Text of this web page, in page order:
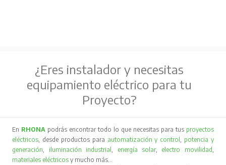
¿Eres instalador y necesitas
equipamiento eléctrico para tu
Proyecto?
En RHONA podrás encontrar todo lo que necesitas para tus proyectos
eléctricos, desde productos para automatización y control, potencia y
generación, iluminación industrial, energía solar, electro movilidad,
materiales eléctricos y mucho más…